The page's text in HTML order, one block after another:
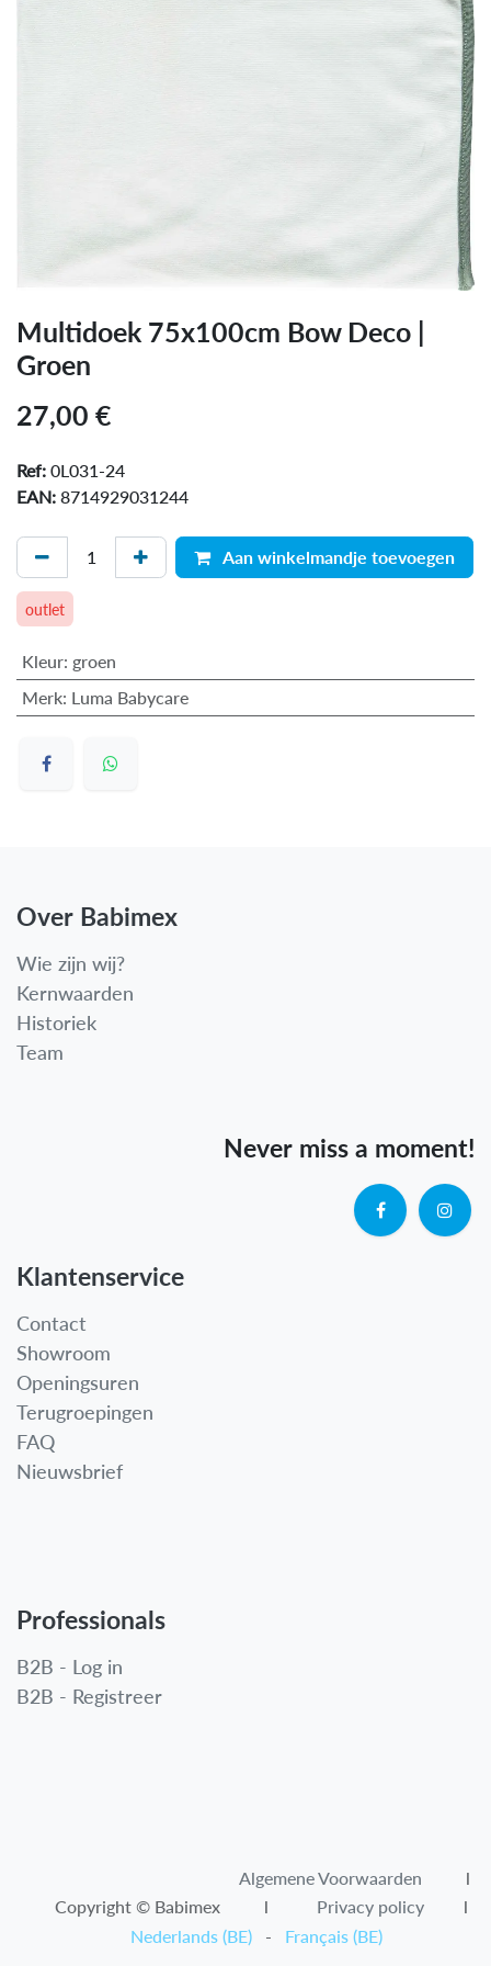
Multidoek 75x100cm Bow Deco |
Groen
27,00 €
Ref: 0L031-24
EAN: 8714929031244
Aan winkelmandje toevoegen
outlet
Kleur: groen
Merk: Luma Babycare
Over Babimex
Wie zijn wij?
Kernwaarden
Historiek
Team
Never miss a moment!
Klantenservice
Contact
Showroom
Openingsuren
Terugroepingen
FAQ
Nieuwsbrief
Professionals
B2B - Log in
B2B - Registreer
Algemene Voorwaarden​
l
Copyright © Babimex l Privacy policy
l
Nederlands (BE)
- Français (BE)